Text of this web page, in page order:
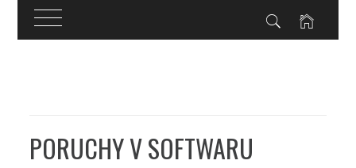
PORUCHY V SOFTWARU